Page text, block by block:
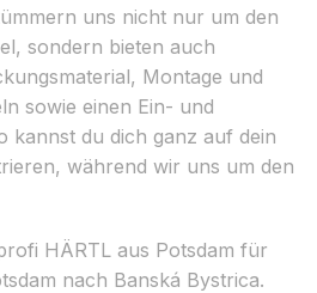
uns nicht nur um den
sondern bieten auch
Montage und
sowie einen Ein- und
kannst du dich ganz auf dein
während wir uns um den
HÄRTL aus Potsdam für
nach Banská Bystrica.